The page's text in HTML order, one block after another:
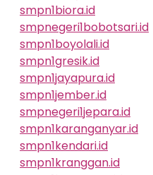
smpn1biora.id
smpnegeri1bobotsari.id
smpn1boyolali.id
smpn1gresik.id
smpn1jayapura.id
smpn1jember.id
smpnegeri1jepara.id
smpn1karanganyar.id
smpn1kendari.id
smpn1kranggan.id